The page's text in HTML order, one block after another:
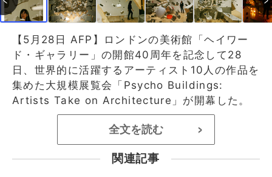
【5月28日 AFP】ロンドンの美術館「ヘイワー
ド・ギャラリー」の開館40周年を記念して28
日、世界的に活躍するアーティスト10人の作品を
集めた大規模展覧会「Psycho Buildings:
Artists Take on Architecture」が開幕した。
全文を読む >
関連記事